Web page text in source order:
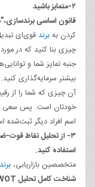
۲-متمایز باشید
قانون اساسی
کردن بهبرند قوی‌ای
چیزی بنا کنید که در
جنبه تمایز شما و
بیشتر سرمایه‌گذاری کنید.
آن چیزی که شما را از
خودتان است. پس سعی
اسم افراد دیگر ثبت‌شده
۳- از تحلیل نقاط قوت-ضعف، فرصت- تهدید (
استفاده کنید.
متخصصین بازاریابی، برند
شناخت کامل تحلیل SWOT این مطلب را پیشنهاد می کنیم.